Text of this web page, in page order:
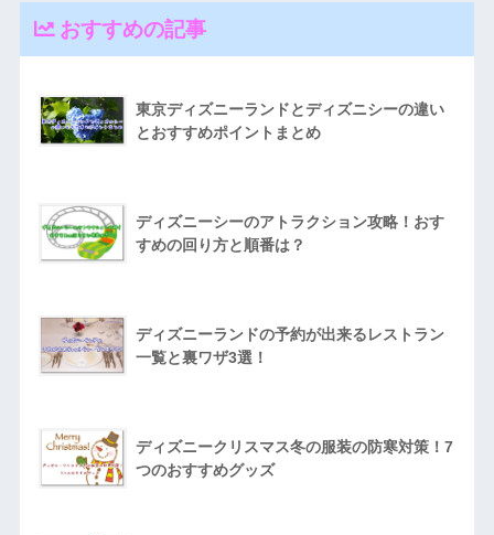
おすすめの記事
東京ディズニーランドとディズニシーの違い
とおすすめポイントまとめ
ディズニーシーのアトラクション攻略！おす
すめの回り方と順番は？
ディズニーランドの予約が出来るレストラン
一覧と裏ワザ3選！
ディズニークリスマス冬の服装の防寒対策！7
つのおすすめグッズ